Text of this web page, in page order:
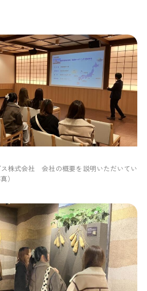
株式会社 会社の概要を説明いただいてい
）